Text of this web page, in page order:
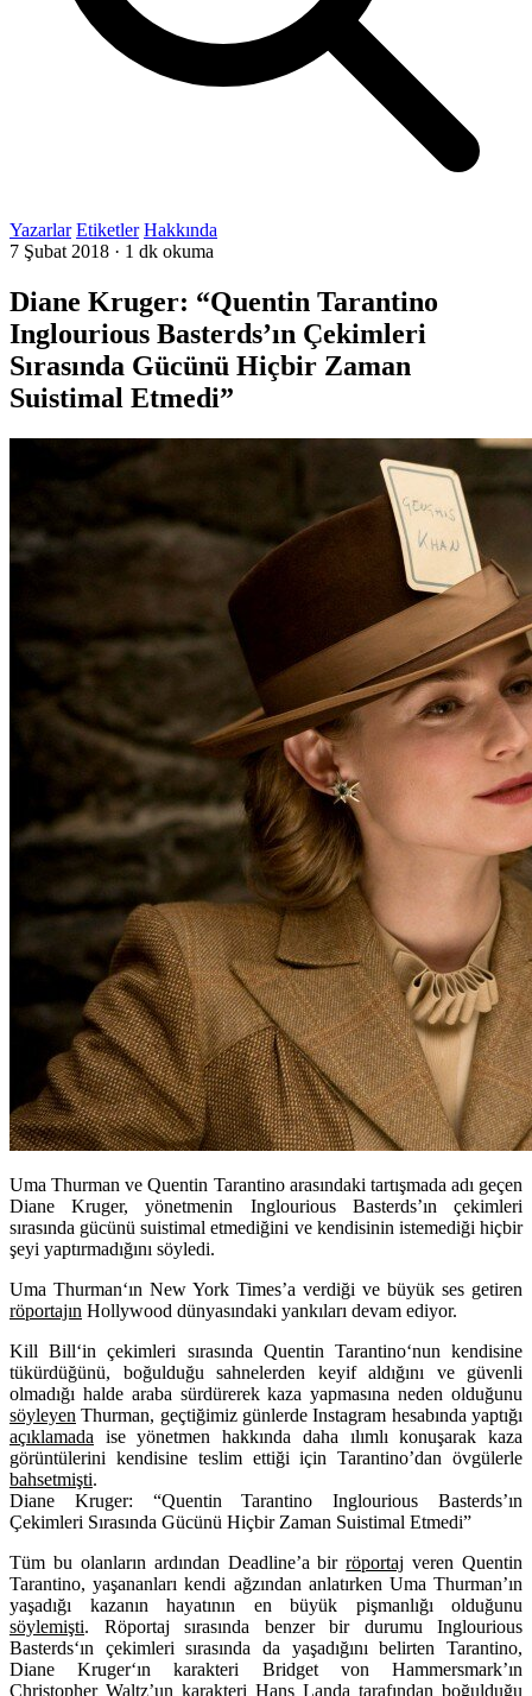
Yazarlar Etiketler Hakkında
7 Şubat 2018 · 1 dk okuma
Diane Kruger: “Quentin Tarantino
Inglourious Basterds’ın Çekimleri
Sırasında Gücünü Hiçbir Zaman
Suistimal Etmedi”
Uma Thurman ve Quentin Tarantino arasındaki tartışmada adı geçen
Diane Kruger, yönetmenin Inglourious Basterds’ın çekimleri
sırasında gücünü suistimal etmediğini ve kendisinin istemediği hiçbir
şeyi yaptırmadığını söyledi.
Uma Thurman‘ın New York Times’a verdiği ve büyük ses getiren
röportajın Hollywood dünyasındaki yankıları devam ediyor.
Kill Bill‘in çekimleri sırasında Quentin Tarantino‘nun kendisine
tükürdüğünü, boğulduğu sahnelerden keyif aldığını ve güvenli
olmadığı halde araba sürdürerek kaza yapmasına neden olduğunu
söyleyen Thurman, geçtiğimiz günlerde Instagram hesabında yaptığı
açıklamada ise yönetmen hakkında daha ılımlı konuşarak kaza
görüntülerini kendisine teslim ettiği için Tarantino’dan övgülerle
bahsetmişti.
Diane Kruger: “Quentin Tarantino Inglourious Basterds’ın
Çekimleri Sırasında Gücünü Hiçbir Zaman Suistimal Etmedi”
Tüm bu olanların ardından Deadline’a birröportaj veren Quentin
Tarantino, yaşananları kendi ağzından anlatırken Uma Thurman’ın
yaşadığı kazanın hayatının en büyük pişmanlığı olduğunu
söylemişti. Röportaj sırasında benzer bir durumu Inglourious
Basterds‘ın çekimleri sırasında da yaşadığını belirten Tarantino,
Diane Kruger‘ın karakteri Bridget von Hammersmark’ın
Christopher Waltz’un karakteri Hans Landa tarafından boğulduğu